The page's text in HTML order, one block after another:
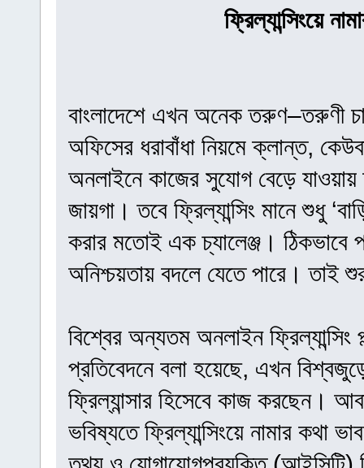
ফ্রিল্যান্সিংয়ে
বাংলাদেশে এখন অনেক তরুণ–তরুণী
অফিসের ধরাবাঁধা নিয়মে ক্লান্ত,
অনলাইনে কাজের সুযোগ বেড়ে যাওয়ায়
জায়গা। তবে ফ্রিল্যান্সিং মানে শুধু
করার মতোই এক চ্যালেঞ্জ। ঠিকভাবে
অনিশ্চয়তায় বদলে যেতে পারে। তাই
বিশ্বের অন্যতম অনলাইন
প্রতিবেদনে বলা হয়েছে, এখন
ফ্রিল্যান্সার হিসেবে কাজ করছেন।
ভবিষ্যতে ফ্রিল্যান্সিংয়ে নামার কথা